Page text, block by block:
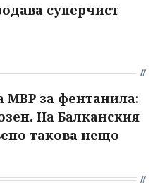
суперчист
МВР за фентанила:
На Балканския
такова нещо